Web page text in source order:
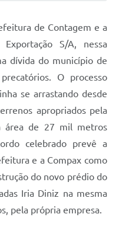
de Contagem e a
S/A, nessa
dívida do município de
O processo
se arrastando desde
apropriados pela
área de 27 mil metros
celebrado prevê a
e a Compax como
do novo prédio do
Iria Diniz na mesma
pela própria empresa.